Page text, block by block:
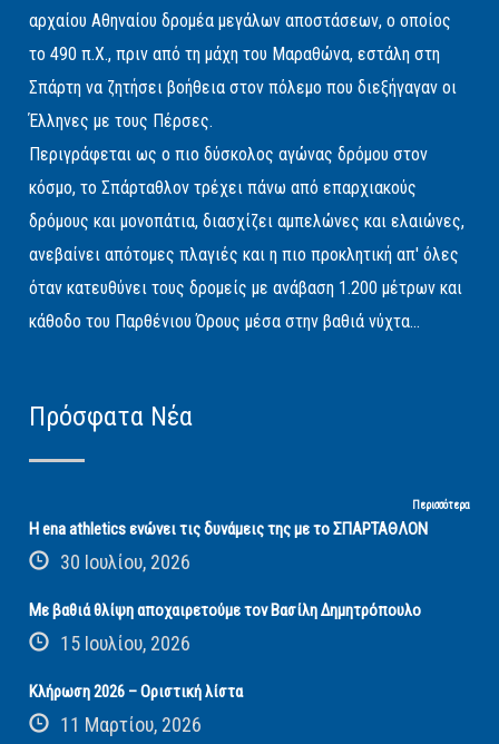
αρχαίου Αθηναίου δρομέα μεγάλων αποστάσεων, ο οποίος
το 490 π.Χ., πριν από τη μάχη του Μαραθώνα, εστάλη στη
Σπάρτη να ζητήσει βοήθεια στον πόλεμο που διεξήγαγαν οι
Έλληνες με τους Πέρσες.
Περιγράφεται ως ο πιο δύσκολος αγώνας δρόμου στον
κόσμο, το Σπάρταθλον τρέχει πάνω από επαρχιακούς
δρόμους και μονοπάτια, διασχίζει αμπελώνες και ελαιώνες,
ανεβαίνει απότομες πλαγιές και η πιο προκλητική απ' όλες
όταν κατευθύνει τους δρομείς με ανάβαση 1.200 μέτρων και
κάθοδο του Παρθένιου Όρους μέσα στην βαθιά νύχτα...
Πρόσφατα Νέα
Περισσότερα
Η ena athletics ενώνει τις δυνάμεις της με το ΣΠΑΡΤΑΘΛΟΝ
30 Ιουλίου, 2026
Με βαθιά θλίψη αποχαιρετούμε τον Βασίλη Δημητρόπουλο
15 Ιουλίου, 2026
Κλήρωση 2026 – Οριστική λίστα
11 Μαρτίου, 2026